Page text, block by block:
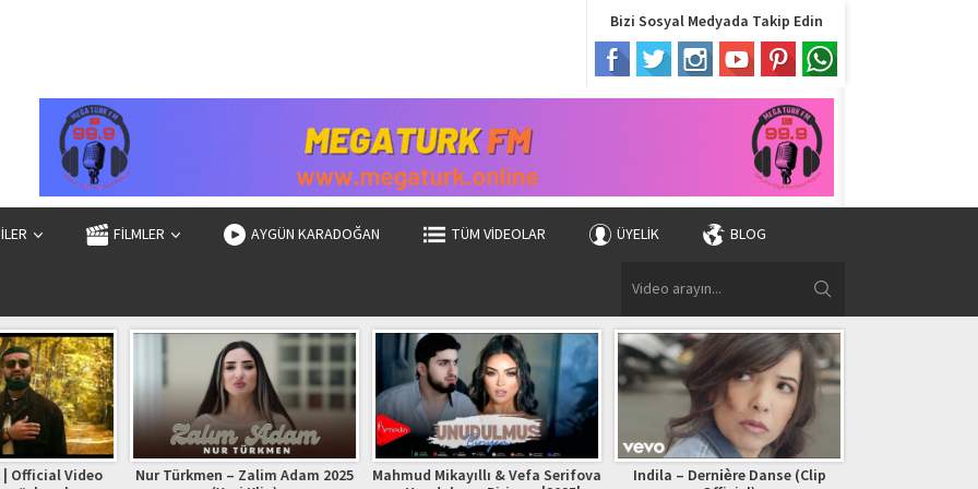
Bizi Sosyal Medyada Takip Edin
FİLMLER AYGÜN KARADOĞAN TÜM VIDEOLAR ÜYELIK BLOG
Official Video
Nur Türkmen – Zalim Adam 2025
Mahmud Mikayıllı & Vefa Serifova
Indila – Dernière Danse (Clip